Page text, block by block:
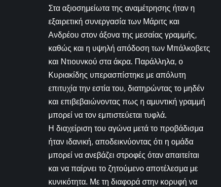
Στα αξιοσημείωτα της αναμέτρησης ήταν η
εξαιρετική συνεργασία των Μάριτς και
Ανδρέου στον άξονα της μεσαίας γραμμής,
καθώς και η υψηλή απόδοση των Μπάλκοβετς
και Ντιουνκού στα άκρα. Παράλληλα, ο
Κυριακίδης υπερασπίστηκε με απόλυτη
επιτυχία την εστία του, διατηρώντας το μηδέν
και επιβεβαιώνοντας πως η αμυντική γραμμή
μπορεί να τον εμπιστεύεται τυφλά.
Η διαχείριση του αγώνα μετά το προβάδισμα
ήταν ιδανική, αποδεικνύοντας ότι η ομάδα
μπορεί να ανεβάζει στροφές όταν απαιτείται
και να παίρνει το ζητούμενο αποτέλεσμα με
κυνικότητα. Με τη διαφορά στην κορυφή να